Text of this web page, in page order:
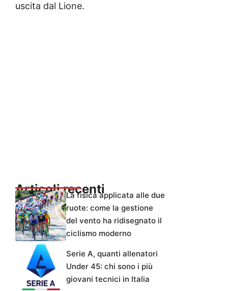
uscita dal Lione.
Articoli recentiLa fisica applicata alle due
ruote: come la gestione
del vento ha ridisegnato il
ciclismo moderno
Serie A, quanti allenatori
Under 45: chi sono i più
giovani tecnici in Italia